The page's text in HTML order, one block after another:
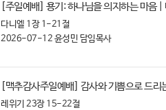
[주일예배] 용기: 하나님을 의지하는 마음
다니엘 1장 1-21절
2026-07-12 윤성민 담임목사
[맥추감사주일예배] 감사와 기쁨으로 드
레위기 23장 15-22절